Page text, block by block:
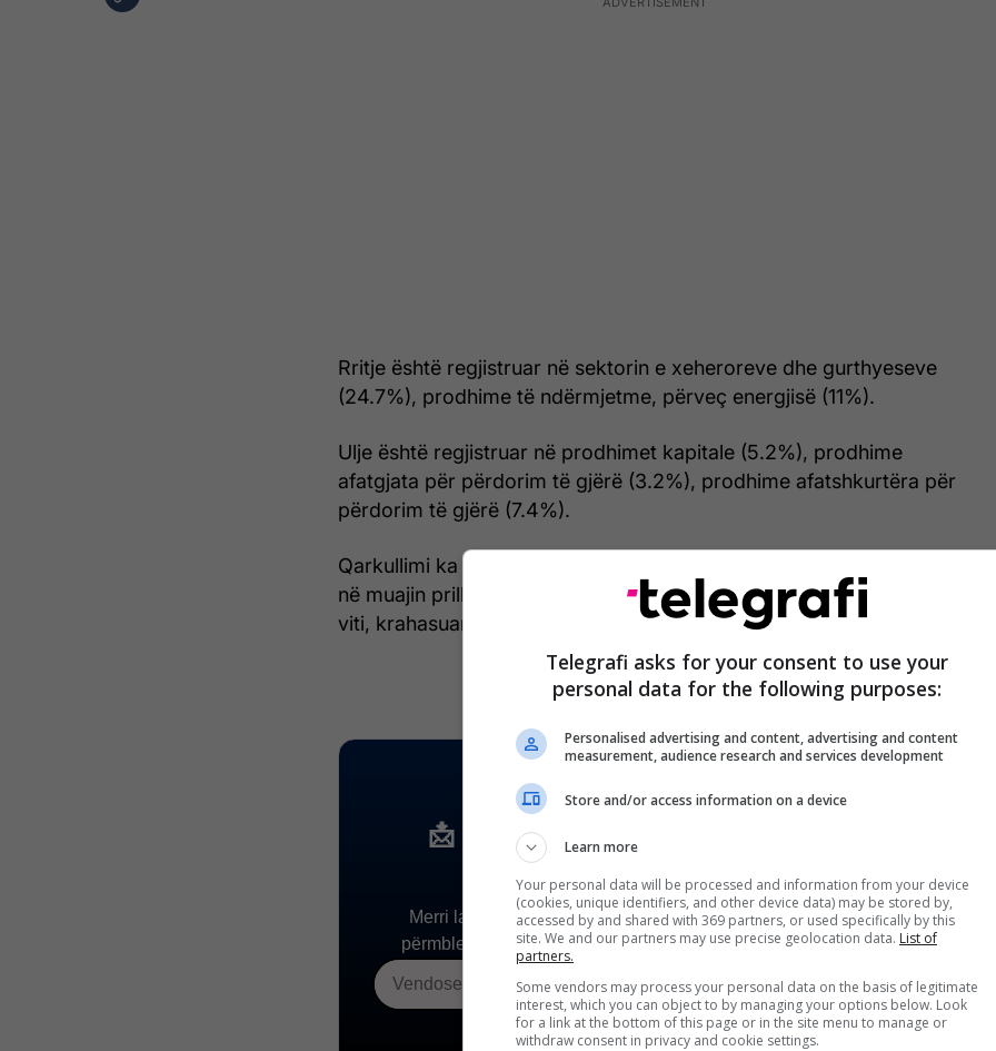
Rritje është regjistruar në sektorin e xeheroreve dhe gurthyeseve
(24.7%), prodhime të ndërmjetme, përveç energjisë (11%).
Ulje është regjistruar në prodhimet kapitale (5.2%), prodhime
afatgjata për përdorim të gjërë (3.2%), prodhime afatshkurtëra për
përdorim të gjërë (7.4%).
Qarkullimi ka rënë edhe në aspekt mujor për 13.4%, nga muaji mars
në muajin prill të këtij viti. Por ka rritje në periudhën janar-prill të këtij
viti, krahasuar me vitin e kaluar./Telegrafi/
Telegrafi asks for your consent to use your
personal data for the following purposes:
Personalised advertising and content, advertising and content
measurement, audience research and services development
Store and/or access information on a device
Learn more
Your personal data will be processed and information from your device
(cookies, unique identifiers, and other device data) may be stored by,
accessed by and shared with 369 partners, or used specifically by this
site. We and our partners may use precise geolocation data. List of
partners.
Some vendors may process your personal data on the basis of legitimate
interest, which you can object to by managing your options below. Look
for a link at the bottom of this page or in the site menu to manage or
withdraw consent in privacy and cookie settings.